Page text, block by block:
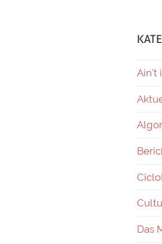
Ain't
Das